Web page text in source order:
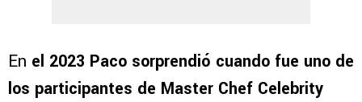
En el 2023 Paco sorprendió cuando fue uno de
los participantes de Master Chef Celebrity